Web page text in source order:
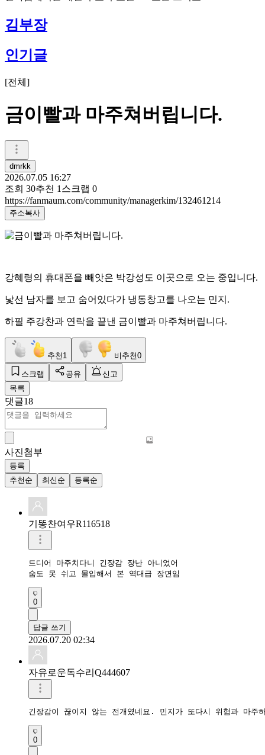
김부장
인기글
[전체 ]
금이빨과 마주쳐버립니다.
dmrkk
2026.07.05 16:27
조회 30추천 1 스크랩 0
https://fanmaum.com/community/managerkim/132461214
주소복사
강혜령의 휴대폰을 빼앗은 박강성도 이곳으로 오는 중입니다.
낯선 남자를 보고 숨어있다가 냉동창고를 나오는 민지.
하필 주강찬과 연락을 끝낸 금이빨과 마주쳐버립니다.
추천 1 비추천0
스크랩 공유
신고
목록
댓글18
사진첨부
등록
추천순
최신순 등록순
기똥찬여우R116518
드디어 마주치다니 긴장감 장난 아니었어
숨도 못 쉬고 몰입해서 본 역대급 장면임
0
답글 쓰기
2026.07.20 02:34
자유로운독수리Q444607
긴장감이 끊이지 않는 전개였네요. 민지가 또다시 위험과 마주
0